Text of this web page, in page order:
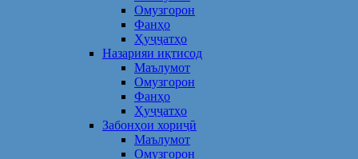
Омузгорон
Фанҳо
Ҳуҷҷатҳо
Назарияи иқтисод
Маълумот
Омузгорон
Фанҳо
Ҳуҷҷатҳо
Забонҳои хориҷӣ
Маълумот
Омузгорон